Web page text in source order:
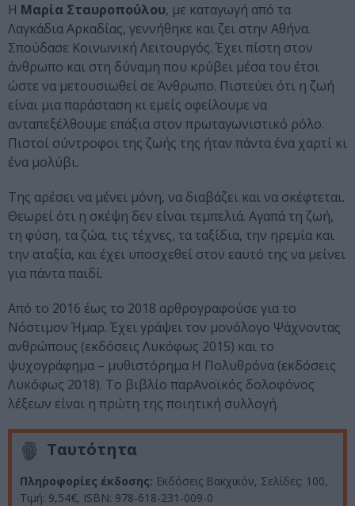
Η Μαρία Σταυροπούλου, με καταγωγή από τα
Λαγκάδια Αρκαδίας, γεννήθηκε και ζει στην Αθήνα.
Σπούδασε Κοινωνική Λειτουργός. Έχει πίστη στον
άνθρωπο και στη δύναμη που κρύβει μέσα του έτσι
ώστε να μετουσιωθεί σε Άνθρωπο. Πιστεύει ότι η ζωή
είναι μια παράσταση κι εμείς οφείλουμε να
ανταπεξέλθουμε επάξια στον πρωταγωνιστικό ρόλο.
Πιστοί σύντροφοι της ζωής της ήταν πάντα ένα χαρτί κι
ένα μολύβι.
Της αρέσει να μένει μόνη, να διαβάζει και να σκέφτεται.
Θεωρεί ότι η σκέψη δεν είναι τεμπελιά. Αγαπά τη ζωή,
τη φύση, τα ζώα, τις τέχνες, τα ταξίδια, την ηρεμία και
την αταξία, και έχει υποσχεθεί στον εαυτό της να μείνει
για πάντα παιδί.
Από το 2016 έως το 2018 αρθρογραφούσε για το
Νόστιμον Ήμαρ. Έχει γράψει τον μονόλογο Ψάχνοντας
ανθρώπους (εκδόσεις Λυκόφως 2015) και το
ψυχογράφημα – μυθιστόρημα Η Πολυθρόνα (εκδόσεις
Λυκόφως 2018). Το βιβλίο παρΑνοϊκός δολοφόνος
λέξεων είναι η πρώτη της ποιητική συλλογή.
Ταυτότητα
Πληροφορίες έκδοσης: Εκδόσεις Βακχικόν, Σελίδες: 100,
Τιμή: 9,54€, ISBN: 978-618-231-009-0